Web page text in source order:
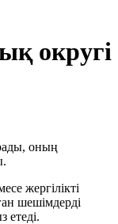
округі
оның
жергілікті
шешімдерді
етеді.